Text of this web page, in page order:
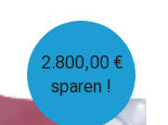
2.800,00 €
sparen !